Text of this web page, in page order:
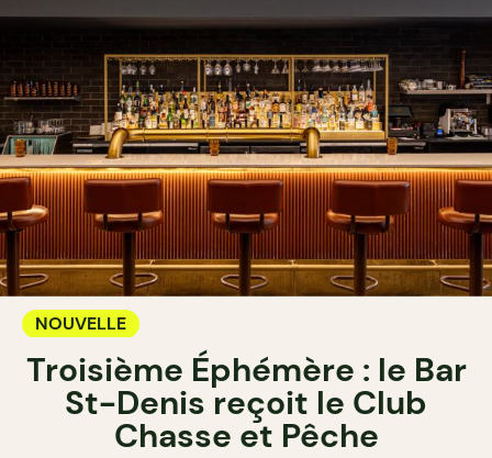
NOUVELLE
Troisième Éphémère : le Bar
St-Denis reçoit le Club
Chasse et Pêche